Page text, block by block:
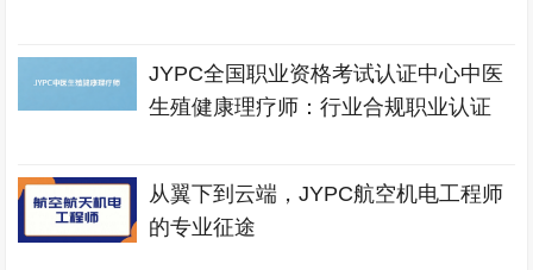
JYPC全国职业资格考试认证中心中医
生殖健康理疗师：行业合规职业认证
从翼下到云端，JYPC航空机电工程师
的专业征途